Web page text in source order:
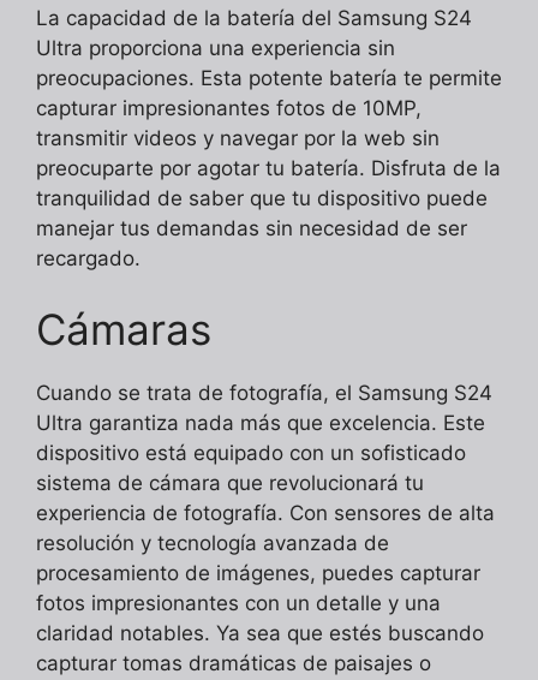
La capacidad de la batería del Samsung S24
Ultra proporciona una experiencia sin
preocupaciones. Esta potente batería te permite
capturar impresionantes fotos de 10MP,
transmitir videos y navegar por la web sin
preocuparte por agotar tu batería. Disfruta de la
tranquilidad de saber que tu dispositivo puede
manejar tus demandas sin necesidad de ser
recargado.
Cámaras
Cuando se trata de fotografía, el Samsung S24
Ultra garantiza nada más que excelencia. Este
dispositivo está equipado con un sofisticado
sistema de cámara que revolucionará tu
experiencia de fotografía. Con sensores de alta
resolución y tecnología avanzada de
procesamiento de imágenes, puedes capturar
fotos impresionantes con un detalle y una
claridad notables. Ya sea que estés buscando
capturar tomas dramáticas de paisajes o